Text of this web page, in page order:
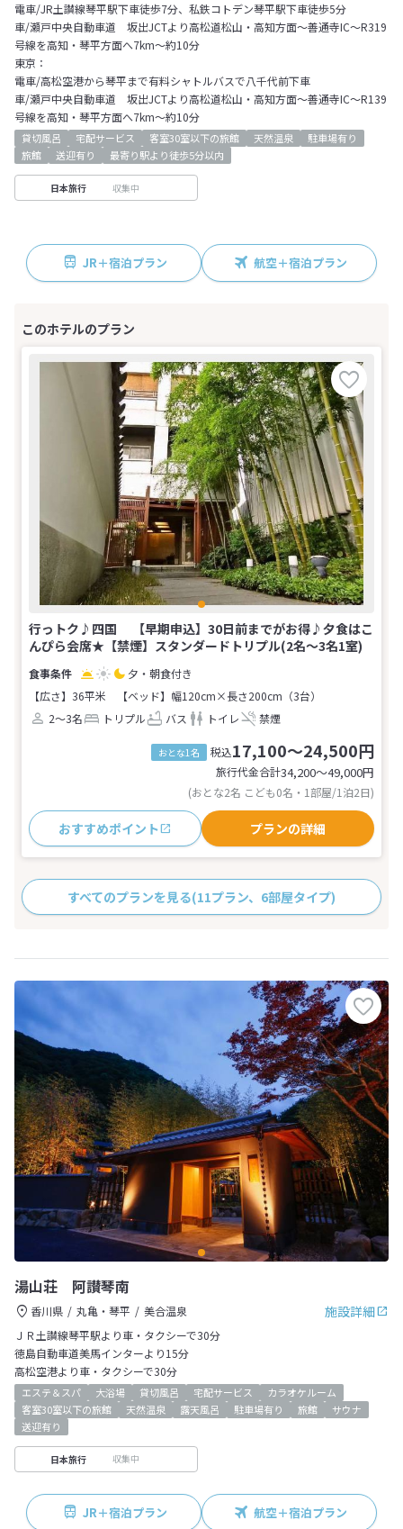
電車/JR土讃線琴平駅下車徒歩7分、私鉄コトデン琴平駅下車徒歩5分
車/瀬戸中央自動車道 坂出JCTより高松道松山・高知方面～善通寺IC～R319
号線を高知・琴平方面へ7km～約10分
東京：
電車/高松空港から琴平まで有料シャトルバスで八千代前下車
車/瀬戸中央自動車道 坂出JCTより高松道松山・高知方面～善通寺IC～R139
号線を高知・琴平方面へ7km～約10分
貸切風呂 宅配サービス 客室30室以下の旅館 天然温泉
駐車場有り
旅館
送迎有り 最寄り駅より徒歩5分以内
日本旅行 収集中
JR＋宿泊プラン 航空＋宿泊プラン
行っトク♪四国 【早期申込】30日前までがお得♪夕食はこ
んぴら会席★【禁煙】スタンダードトリプル(2名～3名1室)
夕・朝食付き
【広さ】36平米
【ベッド】幅120cm×長さ200cm（3台）
2～3名
トリプル バス トイレ 禁煙
おとな1名 税込17,100～24,500円
旅行代金合計34,200〜49,000円
(おとな2名 こども0名・1部屋/1泊2日)
おすすめポイント プランの詳細
すべてのプランを見る(11プラン、6部屋タイプ)
湯山荘 阿讃琴南
施設詳細
香川県 丸亀・琴平
美合温泉
ＪＲ土讃線琴平駅より車・タクシーで30分
徳島自動車道美馬インターより15分
高松空港より車・タクシーで30分
エステ＆スパ 大浴場 貸切風呂 宅配サービス
カラオケルーム
客室30室以下の旅館
天然温泉 露天風呂 駐車場有り 旅館
サウナ
送迎有り
日本旅行 収集中
JR＋宿泊プラン 航空＋宿泊プラン